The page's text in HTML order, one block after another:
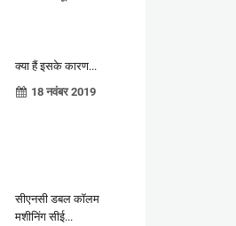
क्या हैं इसके कारण...
18 नवंबर 2019
सीएनसी डबल कॉलम
मशीनिंग सीई...